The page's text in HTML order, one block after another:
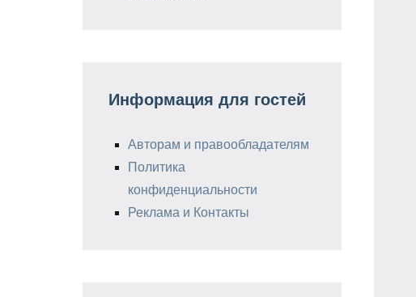
Информация для гостей
Авторам и правообладателям
Политика
конфиденциальности
Реклама и Контакты